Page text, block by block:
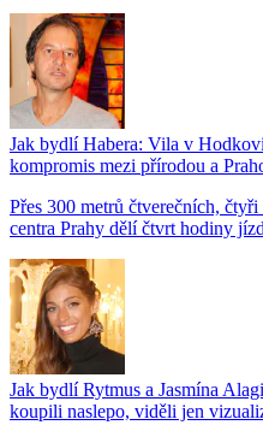
Jak bydlí Habera: Vila v
kompromis mezi přírodou a
Přes 300 metrů čtverečních,
centra Prahy dělí čtvrt hodiny
Jak bydlí Rytmus a Jasmína
koupili naslepo, viděli jen